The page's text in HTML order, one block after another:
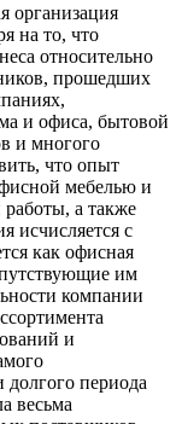
организация
на то, что
относительно
прошедших
и офиса, бытовой
и многого
что опыт
мебелью и
работы, а также
исчисляется с
как офисная
им
компании
и
долгого периода
весьма